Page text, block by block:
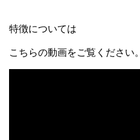
特徴については
こちらの動画をご覧ください。